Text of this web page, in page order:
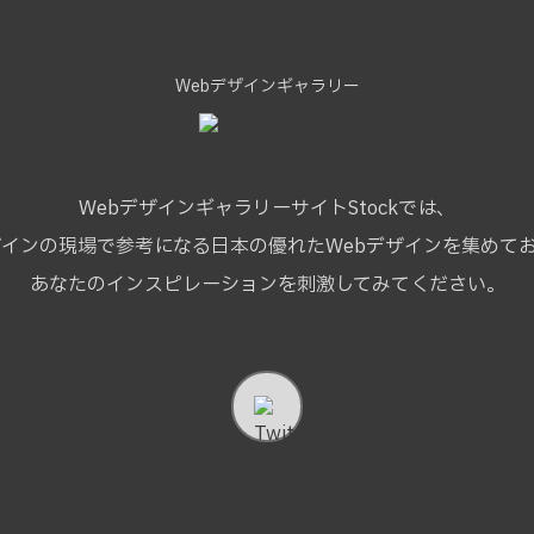
Webデザインギャラリー
WebデザインギャラリーサイトStockでは、
ンの現場で参考になる日本の優れたWebデザインを集めてお
あなたのインスピレーションを刺激してみてください。